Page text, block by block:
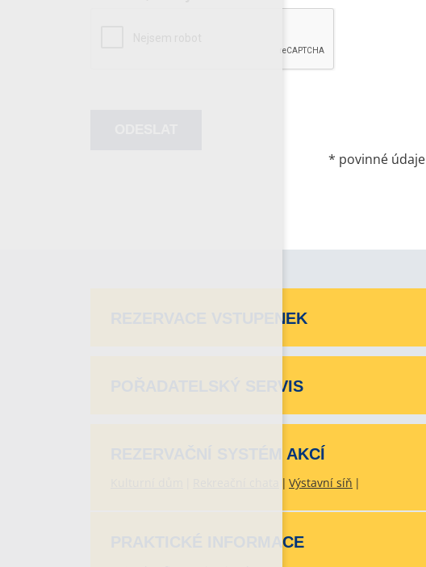
* povinné údaje
REZERVACE VSTUPENEK
POŘADATELSKÝ SERVIS
REZERVAČNÍ SYSTÉM AKCÍ
Výstavní síň
PRAKTICKÉ INFORMACE